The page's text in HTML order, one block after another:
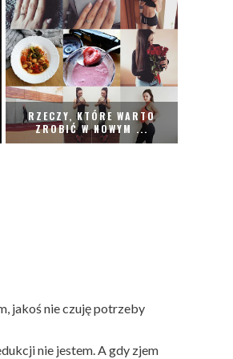
RZECZY, KTÓRE WARTO
ZROBIĆ W NOWYM ...
jakoś nie czuję potrzeby
nie jestem. A gdy zjem